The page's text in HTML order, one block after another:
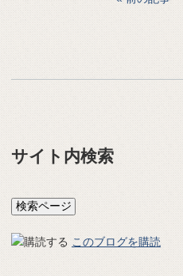
サイト内検索
このブログを購読